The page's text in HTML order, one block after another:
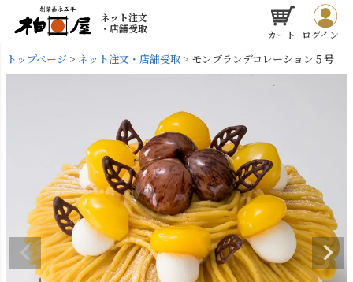
ネット注文
・店舗受取
カート ログイン
トップページ ネット注文・店舗受取 モンブランデコレーション５号